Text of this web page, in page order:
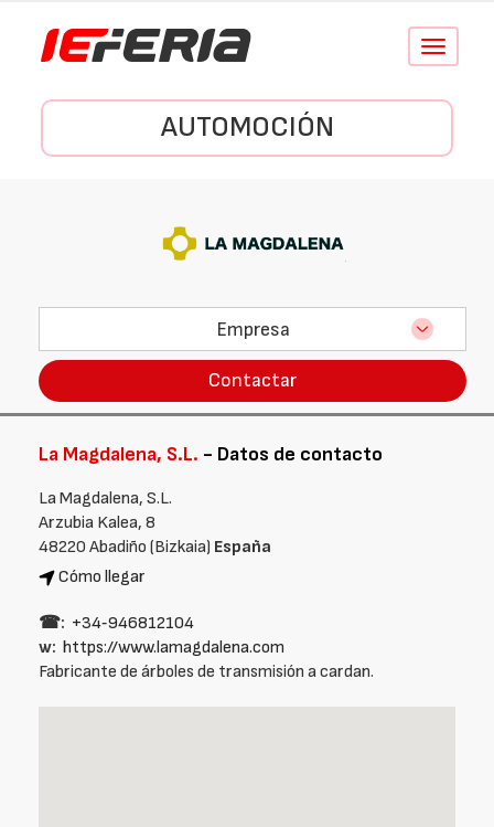
Conmutar
AUTOMOCIÓN
Empresa
Contactar
La Magdalena, S.L. - Datos de contacto
La Magdalena, S.L.
Arzubia Kalea, 8
48220 Abadiño (Bizkaia) España
Cómo llegar
☎: +34‑946812104
w: https://www.lamagdalena.com
Fabricante de árboles de transmisión a cardan.